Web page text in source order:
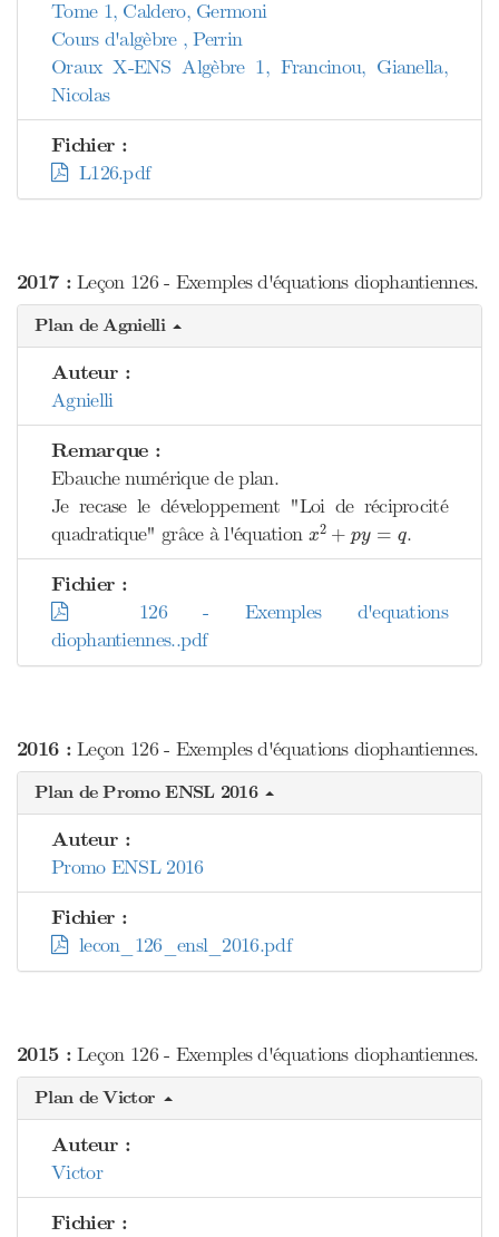
Tome 1, Caldero, Germoni
Cours d'algèbre , Perrin
Oraux X-ENS Algèbre 1, Francinou, Gianella,
Nicolas
Fichier :
L126.pdf
2017 :Leçon 126 - Exemples d'équations diophantiennes.
Plan de Agnielli
Auteur :
Agnielli
Remarque :
Ebauche numérique de plan.
Je recase le développement "Loi de réciprocité
quadratique" grâce à l'équation x2 + py = q
2 .
Fichier :
126 - Exemples d'equations
diophantiennes..pdf
2016 :Leçon 126 - Exemples d'équations diophantiennes.
Plan de Promo ENSL 2016
Auteur :
Promo ENSL 2016
Fichier :
lecon_126_ensl_2016.pdf
2015 :Leçon 126 - Exemples d'équations diophantiennes.
Plan de Victor
Auteur :
Victor
Fichier :